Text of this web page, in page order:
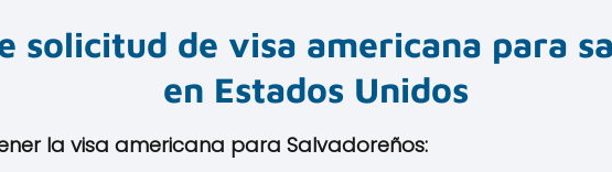
solicitud de visa americana para
en Estados Unidos
la visa americana para Salvadoreños: